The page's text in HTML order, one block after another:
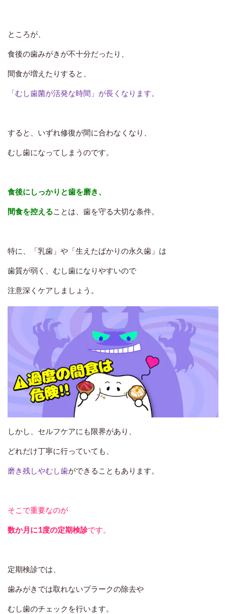
ところが、
食後の歯みがきが不十分だったり、
間食が増えたりすると、
「むし歯菌が活発な時間」が長くなります。
すると、いずれ修復が間に合わなくなり、
むし歯になってしまうのです。
食後にしっかりと歯を磨き、
間食を控えることは、歯を守る大切な条件。
特に、「乳歯」や「生えたばかりの永久歯」は
歯質が弱く、むし歯になりやすいので
注意深くケアしましょう。
しかし、セルフケアにも限界があり、
どれだけ丁寧に行っていても、
磨き残しやむし歯ができることもあります。
そこで重要なのが
数か月に1度の定期検診です。
定期検診では、
歯みがきでは取れないプラークの除去や
むし歯のチェックを行います。